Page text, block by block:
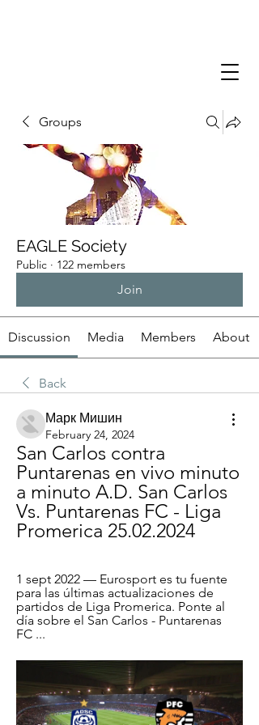
Groups
EAGLE Society
Public · 122 members
Join
Discussion Media Members About
Back
Марк Мишин
February 24, 2024
San Carlos contra
Puntarenas en vivo minuto
a minuto A.D. San Carlos
Vs. Puntarenas FC - Liga
Promerica 25.02.2024
1 sept 2022 — Eurosport es tu fuente
para las últimas actualizaciones de
partidos de Liga Promerica. Ponte al
día sobre el San Carlos - Puntarenas
FC ...